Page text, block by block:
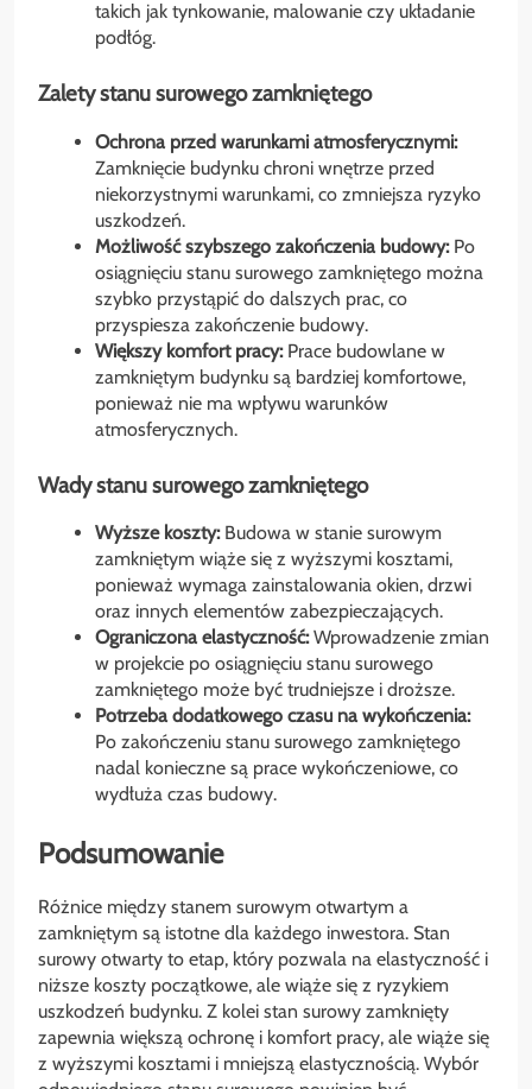
takich jak tynkowanie, malowanie czy układanie
podłóg.
Zalety stanu surowego zamkniętego
Ochrona przed warunkami atmosferycznymi:
Zamknięcie budynku chroni wnętrze przed
niekorzystnymi warunkami, co zmniejsza ryzyko
uszkodzeń.
Możliwość szybszego zakończenia budowy:Po
osiągnięciu stanu surowego zamkniętego można
szybko przystąpić do dalszych prac, co
przyspiesza zakończenie budowy.
Większy komfort pracy:Prace budowlane w
zamkniętym budynku są bardziej komfortowe,
ponieważ nie ma wpływu warunków
atmosferycznych.
Wady stanu surowego zamkniętego
Wyższe koszty:Budowa w stanie surowym
zamkniętym wiąże się z wyższymi kosztami,
ponieważ wymaga zainstalowania okien, drzwi
oraz innych elementów zabezpieczających.
Ograniczona elastyczność:Wprowadzenie zmian
w projekcie po osiągnięciu stanu surowego
zamkniętego może być trudniejsze i droższe.
Potrzeba dodatkowego czasu na wykończenia:
Po zakończeniu stanu surowego zamkniętego
nadal konieczne są prace wykończeniowe, co
wydłuża czas budowy.
Podsumowanie
Różnice między stanem surowym otwartym a
zamkniętym są istotne dla każdego inwestora. Stan
surowy otwarty to etap, który pozwala na elastyczność i
niższe koszty początkowe, ale wiąże się z ryzykiem
uszkodzeń budynku. Z kolei stan surowy zamknięty
zapewnia większą ochronę i komfort pracy, ale wiąże się
z wyższymi kosztami i mniejszą elastycznością. Wybór